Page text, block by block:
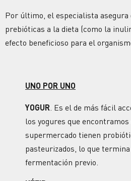
Por último, el especialista asegura
prebióticas a la dieta (como la
efecto beneficioso para el
UNO POR UNO
YOGUR . Es el de más fácil
los yogures que encontramos
supermercado tienen
pasteurizados, lo que
fermentación previo.